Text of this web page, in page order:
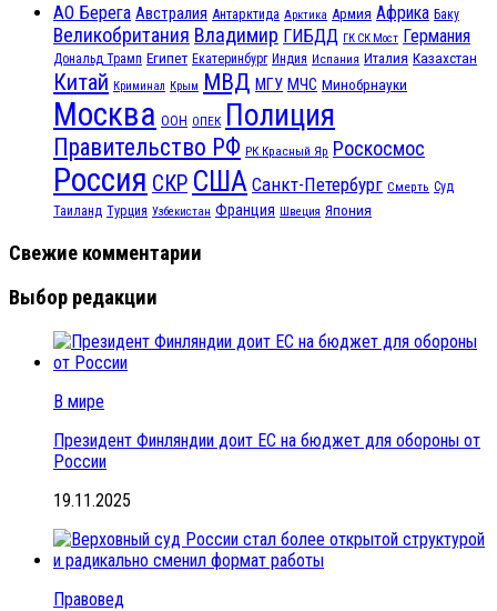
АО Берега Австралия Антарктида Арктика Армия Африка Баку
Великобритания Владимир ГИБДД ГК СК Мост Германия
Дональд Трамп Египет Екатеринбург Индия Испания Италия Казахстан
Китай Криминал Крым МВД МГУ МЧС Минобрнауки
Москва ООН ОПЕК Полиция
Правительство РФ РК Красный Яр Роскосмос
Россия СКР США Санкт-Петербург Смерть Суд
Таиланд Турция Узбекистан Франция Швеция Япония
Свежие комментарии
Выбор редакции
В мире
Президент Финляндии доит ЕС на бюджет для обороны от
России
19.11.2025
Правовед